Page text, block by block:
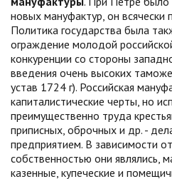
новых мануфактур, он всячески
Политика государства была
ограждение мо­лодой
конкуренции со стороны
введения очень высоких
устав 1724 г). Российская
капиталистические черты, но
преимущественно труда
приписных, оброчных и др. -
предприятием. В зависимости
собственностью они являлись,
казенные, купеческие и